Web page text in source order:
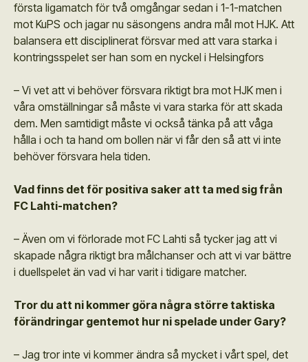
första ligamatch för två omgångar sedan i 1-1-matchen
mot KuPS och jagar nu säsongens andra mål mot HJK. Att
balansera ett disciplinerat försvar med att vara starka i
kontringsspelet ser han som en nyckel i Helsingfors
– Vi vet att vi behöver försvara riktigt bra mot HJK men i
våra omställningar så måste vi vara starka för att skada
dem. Men samtidigt måste vi också tänka på att våga
hålla i och ta hand om bollen när vi får den så att vi inte
behöver försvara hela tiden.
Vad finns det för positiva saker att ta med sig från
FC Lahti-matchen?
– Även om vi förlorade mot FC Lahti så tycker jag att vi
skapade några riktigt bra målchanser och att vi var bättre
i duellspelet än vad vi har varit i tidigare matcher.
Tror du att ni kommer göra några större taktiska
förändringar gentemot hur ni spelade under Gary?
– Jag tror inte vi kommer ändra så mycket i vårt spel, det